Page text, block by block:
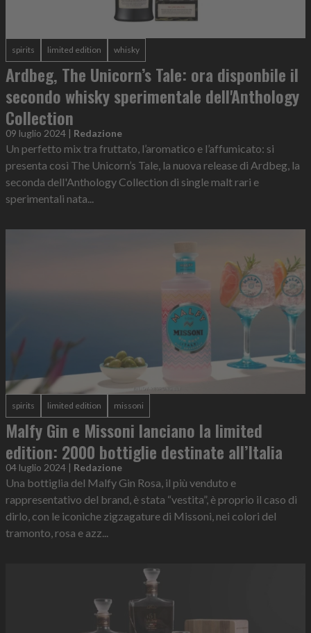
spirits limited edition whisky
Ardbeg, The Unicorn’s Tale: ora disponbile il
secondo whisky sperimentale dell'Anthology
Collection
09 luglio 2024 | Redazione
Un perfetto mix tra fruttato, l’aromatico e l’affumicato: si
presenta così The Unicorn’s Tale, la nuova release di Ardbeg, la
seconda dell'Anthology Collection di single malt rari e
sperimentali nata...
spirits limited edition missoni
Malfy Gin e Missoni lanciano la limited
edition: 2000 bottiglie destinate all’Italia
04 luglio 2024 | Redazione
Una bottiglia del Malfy Gin Rosa, il più venduto e
rappresentativo del brand, è stata “vestita”, è proprio il caso di
dirlo, con le iconiche zigzagature di Missoni, nei colori del
tramonto, rosa e azz...